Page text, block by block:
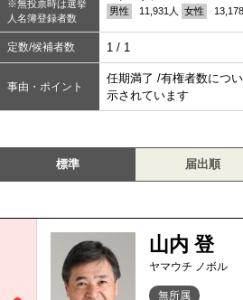
※無投票時は選挙
人名簿登録者数
男性 11,931人 女性
定数/候補者数 1 / 1
事由・ポイント
任期満了 /有権者数につ
示されています
標準 届出順
山内 登
ヤマウチ ノボル
無所属